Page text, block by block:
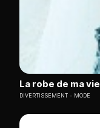
La robe de ma vie
DIVERTISSEMENT MODE